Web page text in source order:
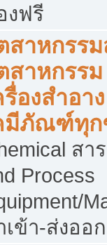
งฟรี
สาหกรรม
สาหกรรม
รื่องสำอา
มีภัณฑ์ทุ
สา
Process
เข้า-ส่งอ